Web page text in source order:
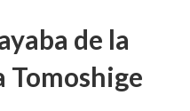
de la
Tomoshige